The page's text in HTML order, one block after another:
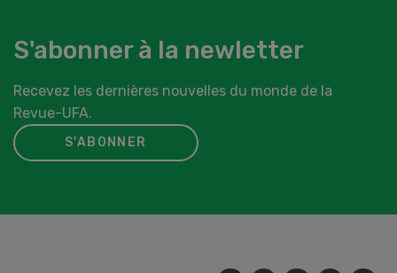
S'abonner à la newletter
Recevez les dernières nouvelles du monde de la
Revue-UFA.
S'ABONNER